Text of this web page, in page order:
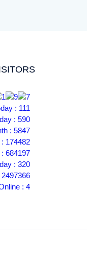
: 111
: 590
: 5847
174482
684197
: 320
: 4